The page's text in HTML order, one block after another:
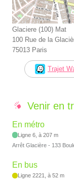
Glaciere (100) Mat
100 Rue de la
75013 Paris
Trajet
Venir en
En métro
Ligne 6, à 207 m
Arrêt Glacière - 133
En bus
Ligne 2221, à 52 m